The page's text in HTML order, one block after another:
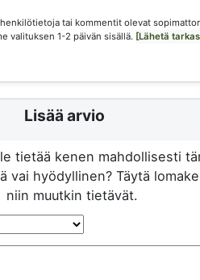
tai kommentit olevat
valituksen 1-2 päivän sisällä. [Lähetä
Lisää arvio
tietää kenen mahdollisesti
vai hyödyllinen? Täytä
niin muutkin tietävät.